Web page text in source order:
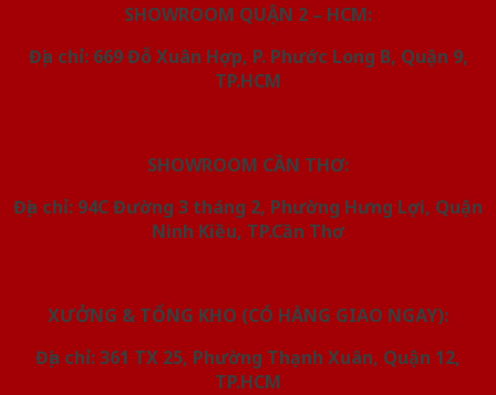
SHOWROOM QUẬN 2 – HCM:
Địa chỉ: 669 Đỗ Xuân Hợp, P. Phước Long B, Quận 9,
TP.HCM
SHOWROOM CẦN THƠ:
Địa chỉ: 94C Đường 3 tháng 2, Phường Hưng Lợi, Quận
Ninh Kiều, TP.Cần Thơ
XƯỞNG & TỔNG KHO (CÓ HÀNG GIAO NGAY):
Địa chỉ: 361 TX 25, Phường Thạnh Xuân, Quận 12,
TP.HCM